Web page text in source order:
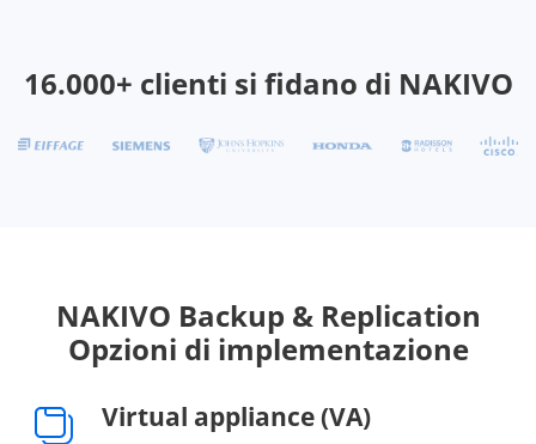
16.000+ clienti si fidano di NAKIVO
NAKIVO Backup & Replication
Opzioni di implementazione
Virtual appliance (VA)